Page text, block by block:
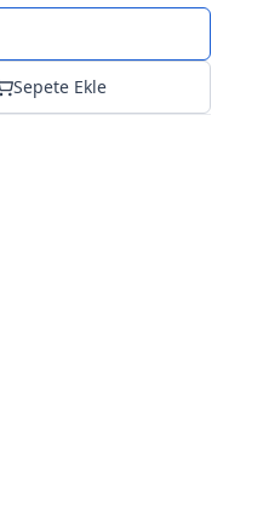
Sepete Ekle